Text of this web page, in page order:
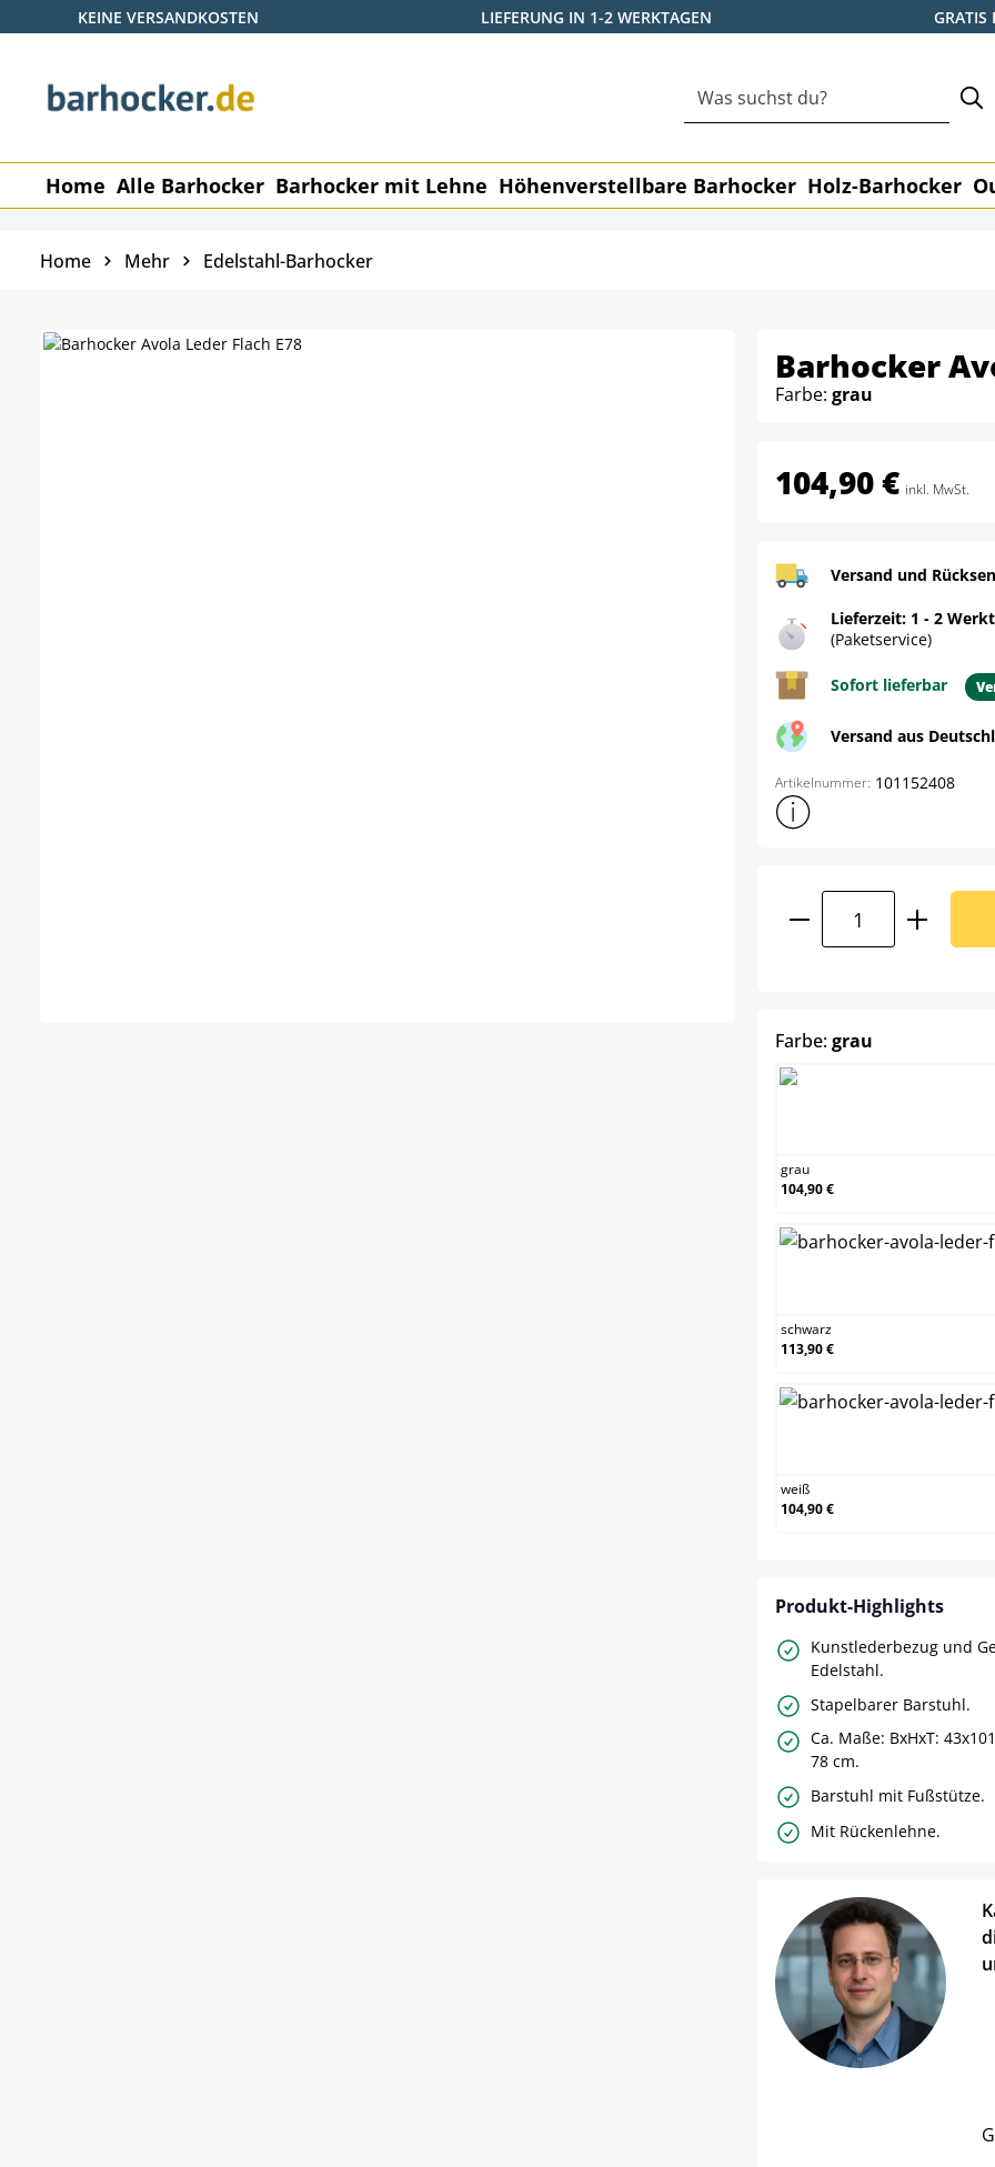
to main content
Skip to search
Skip to main navigation
KEINE VERSANDKOSTEN LIEFERUNG IN 1-2 WERKTAGEN GRATIS
Home Alle Barhocker Barhocker mit Lehne Höhenverstellbare Barhocker Holz-Barhocker
Home Mehr Edelstahl-Barhocker
Barhocker
Farbe: grau
104,90 € inkl. MwSt.
Versand und
Lieferzeit: 1 - 2
(Paketservice)
Sofort lieferbar
Versand aus
Artikelnummer: 101152408
Weitere
Product
Farbe:grau
grau
104,90 €
schwarz
113,90 €
weiß
104,90 €
Produkt-Highlights
Kunstlederbezug und
Edelstahl.
Stapelbarer Barstuhl.
Ca. Maße: BxHxT:
78 cm.
Barstuhl mit Fußstütze.
Mit Rückenlehne.